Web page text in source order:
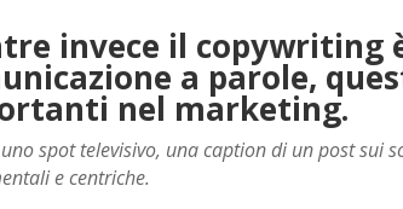
invece il copywriting
a parole,
nel marketing.
uno spot televisivo, una caption di un post sui
e centriche.